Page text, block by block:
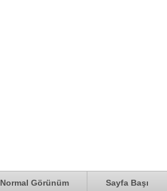
Normal Görünüm Sayfa Başı